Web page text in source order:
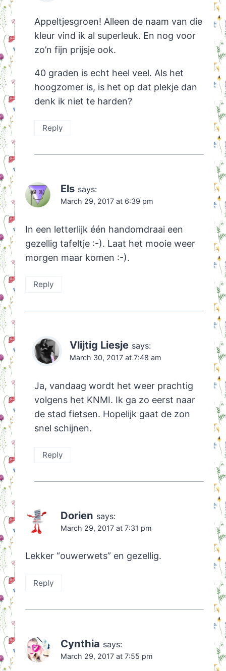
Appeltjesgroen! Alleen de naam van die
kleur vind ik al superleuk. En nog voor
zo’n fijn prijsje ook.
40 graden is echt heel veel. Als het
hoogzomer is, is het op dat plekje dan
denk ik niet te harden?
Reply
Els says:
March 29, 2017 at 6:39 pm
In een letterlijk één handomdraai een
gezellig tafeltje :-). Laat het mooie weer
morgen maar komen :-).
Reply
Vlijtig Liesje says:
March 30, 2017 at 7:48 am
Ja, vandaag wordt het weer prachtig
volgens het KNMI. Ik ga zo eerst naar
de stad fietsen. Hopelijk gaat de zon
snel schijnen.
Reply
Dorien says:
March 29, 2017 at 7:31 pm
Lekker “ouwerwets” en gezellig.
Reply
Cynthia says:
March 29, 2017 at 7:55 pm